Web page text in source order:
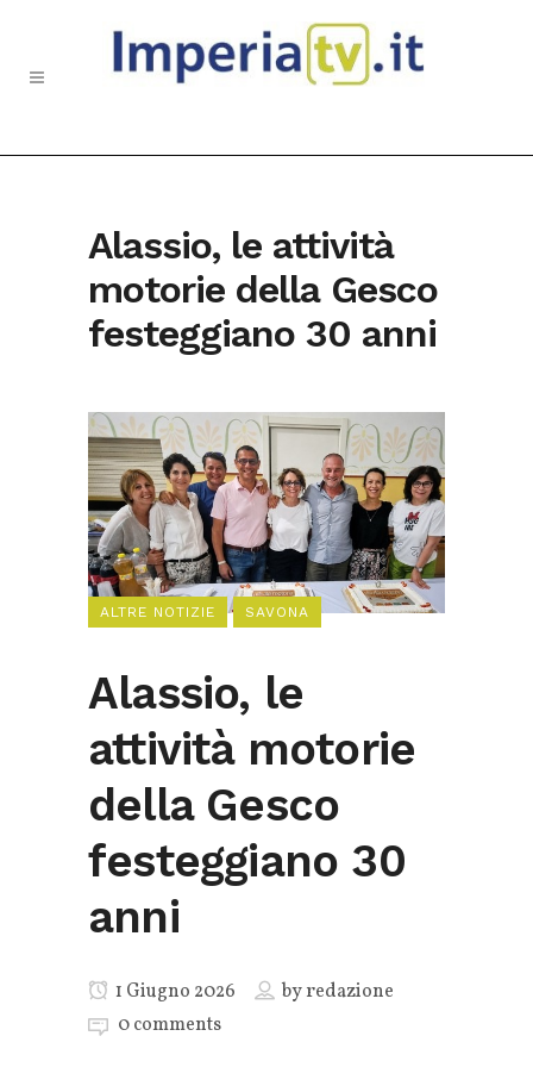
Alassio, le attività
motorie della Gesco
festeggiano 30 anni
ALTRE NOTIZIE SAVONA
Alassio, le
attività motorie
della Gesco
festeggiano 30
anni
1 Giugno 2026 byredazione
0 comments